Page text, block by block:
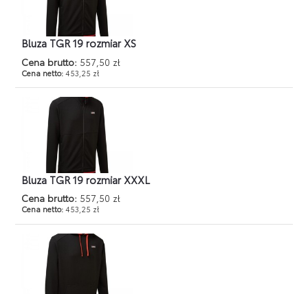
Bluza TGR 19 rozmiar XS
Cena brutto: 557,50 zł
Cena netto:453,25 zł
Bluza TGR 19 rozmiar XXXL
Cena brutto: 557,50 zł
Cena netto:453,25 zł